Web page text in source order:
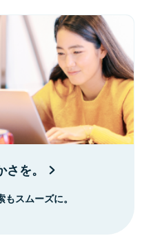
を。
スムーズに。